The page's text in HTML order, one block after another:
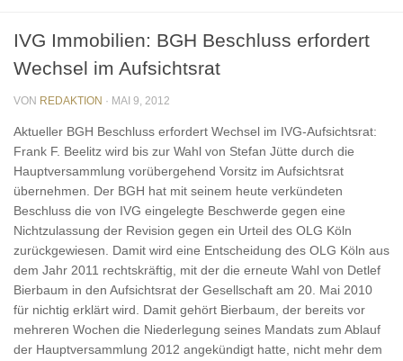
IVG Immobilien: BGH Beschluss erfordert
Wechsel im Aufsichtsrat
VON REDAKTION · MAI 9, 2012
Aktueller BGH Beschluss erfordert Wechsel im IVG-Aufsichtsrat:
Frank F. Beelitz wird bis zur Wahl von Stefan Jütte durch die
Hauptversammlung vorübergehend Vorsitz im Aufsichtsrat
übernehmen. Der BGH hat mit seinem heute verkündeten
Beschluss die von IVG eingelegte Beschwerde gegen eine
Nichtzulassung der Revision gegen ein Urteil des OLG Köln
zurückgewiesen. Damit wird eine Entscheidung des OLG Köln aus
dem Jahr 2011 rechtskräftig, mit der die erneute Wahl von Detlef
Bierbaum in den Aufsichtsrat der Gesellschaft am 20. Mai 2010
für nichtig erklärt wird. Damit gehört Bierbaum, der bereits vor
mehreren Wochen die Niederlegung seines Mandats zum Ablauf
der Hauptversammlung 2012 angekündigt hatte, nicht mehr dem